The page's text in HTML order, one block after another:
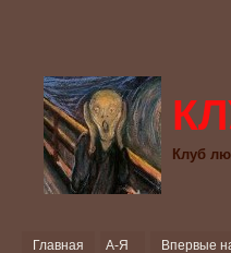
Клуб
Главная А-Я Впервые